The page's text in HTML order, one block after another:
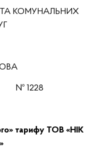
ТА КОМУНАЛЬНИХ
№ 1228
тарифу ТОВ «НІК